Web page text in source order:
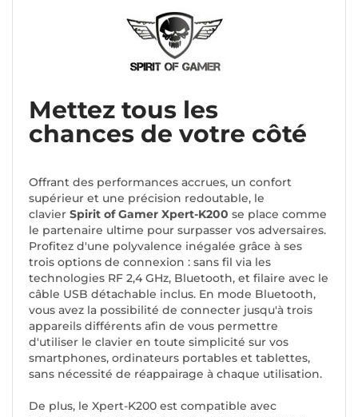
Mettez tous les
chances de votre côté
Offrant des performances accrues, un confort
supérieur et une précision redoutable, le
clavier Spirit of Gamer Xpert-K200 se place comme
le partenaire ultime pour surpasser vos adversaires.
Profitez d'une polyvalence inégalée grâce à ses
trois options de connexion : sans fil via les
technologies RF 2,4 GHz, Bluetooth, et filaire avec le
câble USB détachable inclus. En mode Bluetooth,
vous avez la possibilité de connecter jusqu'à trois
appareils différents afin de vous permettre
d'utiliser le clavier en toute simplicité sur vos
smartphones, ordinateurs portables et tablettes,
sans nécessité de réappairage à chaque utilisation.
De plus, le Xpert-K200 est compatible avec